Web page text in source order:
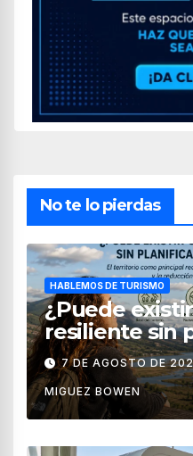
No te lo pierdas
HABLEMOS DE TURISMO
¿Puede
resiliente sin
territorial?
7 DE AGOSTO DE
MIGUEZ BOWEN